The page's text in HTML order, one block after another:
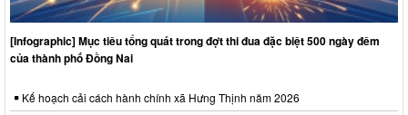
[Infographic] Mục tiêu tổng quát trong đợt thi đua đặc biệt 500 ngày đêm
của thành phố Đồng Nai
Kế hoạch cải cách hành chính xã Hưng Thịnh năm 2026